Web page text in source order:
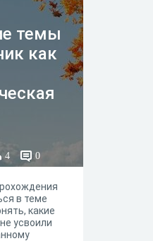
темы
как
4 0
в теме
какие
усвоили